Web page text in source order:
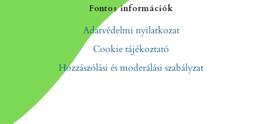
Fontos információk
Adatvédelmi nyilatkozat
Cookie tájékoztató
Hozzászólási és moderálási szabályzat